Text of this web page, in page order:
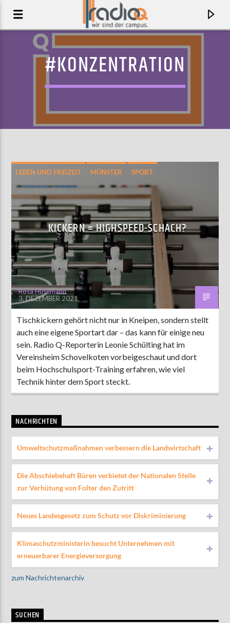
AKTUELLER TRACK
BEFORE TIGERS
HEALTH
AKTUELLE SENDUNG
COFFEESHOP
09:00 12:00
ZU HÖREN IN Münster 90,9 MHz Steinfurt103,9 MHz
#KONZENTRATION
LEBEN UND FREIZEIT MÜNSTER SPORT
KICKERN = HIGHSPEED-SCHACH?
Rosa Husemann
3. DEZEMBER 2021
Tischkickern gehört nicht nur in Kneipen, sondern stellt
auch eine eigene Sportart dar – das kann für einige neu
sein. Radio Q-Reporterin Leonie Schülting hat im
Vereinsheim Schovelkoten vorbeigeschaut und dort
beim Hochschulsport-Training erfahren, wie viel
Technik hinter dem Sport steckt.
NACHRICHTEN
Umweltschutzmaßnahmen verbessern die Landwirtschaft
Die Abschiebehaft Büren verbietet der Nationalen Stelle
zur Verhütung von Folter den Zutritt
Neues Landesgesetz zum Schutz vor Diskriminierung
Klimaschutzministerin besucht Unternehmen mit
erneuerbarer Energieversorgung
zum Nachrichtenarchiv
SUCHEN